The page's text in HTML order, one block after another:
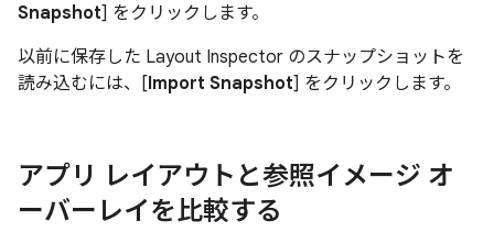
Snapshot] をクリックします。
以前に保存した Layout Inspector のスナップショットを
読み込むには、[Import Snapshot] をクリックします。
アプリ レイアウトと参照イメージ オ
ーバーレイを比較する